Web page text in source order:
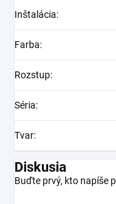
Inštalácia:
Farba:
Rozstup:
Séria:
Tvar:
Diskusia
Buďte prvý, kto napíše